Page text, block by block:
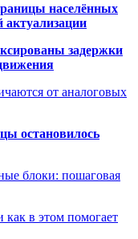
населённых
актуализации
задержки
от аналоговых
остановилось
блоки: пошаговая
как в этом помогает